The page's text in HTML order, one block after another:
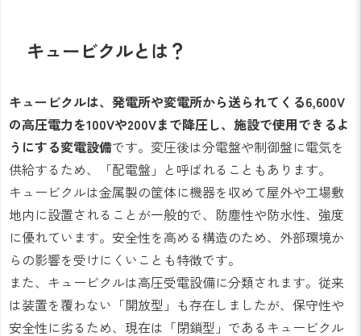
キュービクルとは？
キュービクルは、発電所や変電所から送られてくる6,600V
の高圧電力を100Vや200Vまで降圧し、施設で使用できるよ
うにする変電設備です。変圧後は分電盤や制御盤に電気を
供給するため、「配電盤」と呼ばれることもあります。
キュービクルは金属製の筐体に機器を収めて屋外や工場敷
地内に設置されることが一般的で、防塵性や防水性、強度
に優れています。安全性を高める構造のため、外部環境か
らの影響を受けにくいことも特徴です。
また、キュービクルは高圧受電設備に分類されます。従来
は装置を覆わない「開放型」も存在しましたが、保守性や
安全性に劣るため、現在は「閉鎖型」であるキュービクル